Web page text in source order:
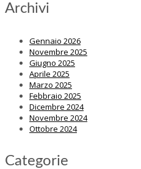
Archivi
Gennaio 2026
Novembre 2025
Giugno 2025
Aprile 2025
Marzo 2025
Febbraio 2025
Dicembre 2024
Novembre 2024
Ottobre 2024
Categorie